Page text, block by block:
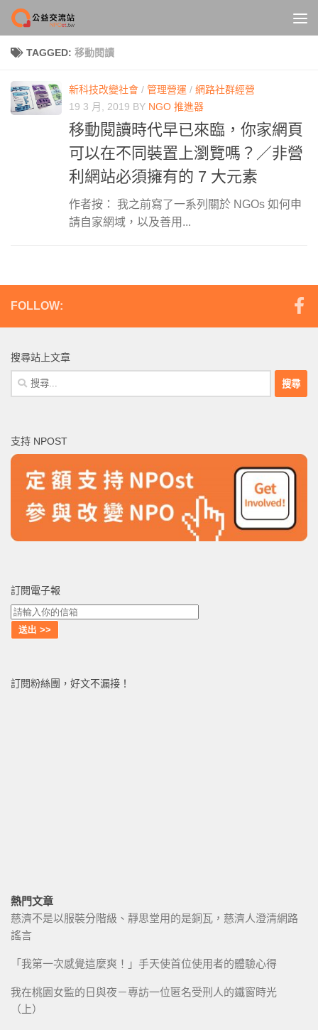
Skip to content
TAGGED: 移動閱讀
新科技改變社會 / 管理營運 / 網路社群經營
19 3 月, 2019 BY NGO 推進器
移動閱讀時代早已來臨，你家網頁
可以在不同裝置上瀏覽嗎？／非營
利網站必須擁有的 7 大元素
作者按： 我之前寫了一系列關於 NGOs 如何申
請自家網域，以及善用...
FOLLOW:
搜尋站上文章
搜
尋
字:
支持 NPOST
訂閱電子報
訂閱粉絲團，好文不漏接！
熱門文章
慈濟不是以服裝分階級、靜思堂用的是銅瓦，慈濟人澄清網路
謠言
「我第一次感覺這麼爽！」手天使首位使用者的體驗心得
我在桃園女監的日與夜－專訪一位匿名受刑人的鐵窗時光
（上）